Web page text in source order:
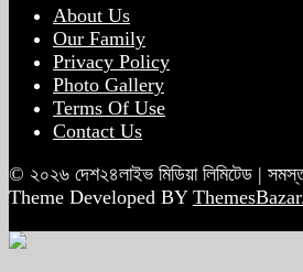
About Us
Our Family
Privacy Policy
Photo Gallery
Terms Of Use
Contact Us
© ২০২৬ দেশ২৪লাইভ মিডিয়া লিমিটেড |
Theme Developed BY